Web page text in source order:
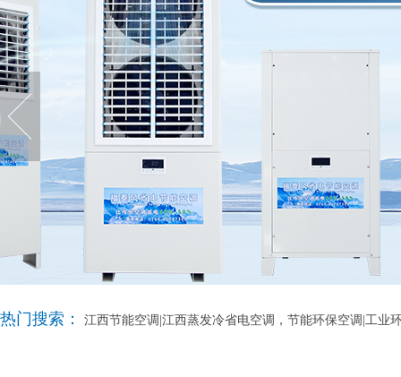
热门搜索： 江西节能空调|江西蒸发冷省电空调，节能环保空调|工业